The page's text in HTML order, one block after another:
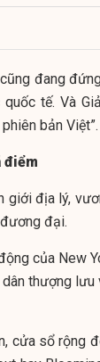
đang
tế. Và
bản Việt”.
điểm
giới địa lý,
đại.
của New
thượng lưu
cửa sổ rộng